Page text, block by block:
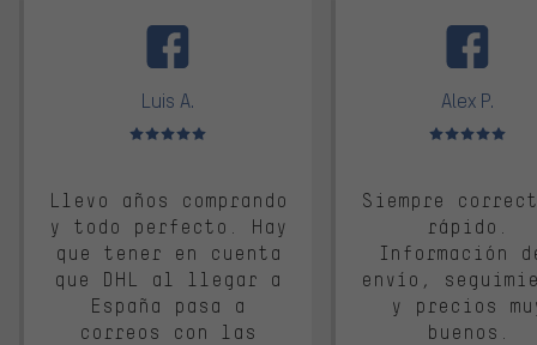
Luis A.
Valoración media: 5 de 5
Llevo años comprando
y todo perfecto. Hay
que tener en cuenta
que DHL al llegar a
España pasa a
correos con las
Alex P.
Valoración
Siempre
rápido.
Información
envío,
y precios
buenos.